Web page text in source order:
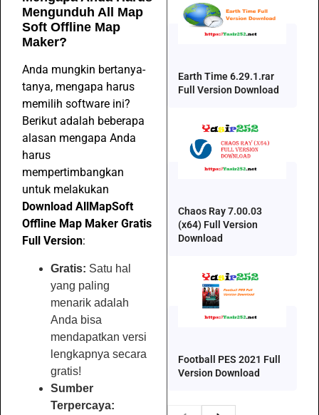
Mengunduh All Map
Soft Offline Map
Maker?
Anda mungkin bertanya-
tanya, mengapa harus
memilih software ini?
Berikut adalah beberapa
alasan mengapa Anda
harus
mempertimbangkan
untuk melakukan
Download AllMapSoft
Offline Map Maker Gratis
Full Version:
Gratis: Satu hal
yang paling
menarik adalah
Anda bisa
mendapatkan versi
lengkapnya secara
gratis!
Sumber
Terpercaya:
Earth Time 6.29.1.rar
Full Version Download
Chaos Ray 7.00.03
(x64) Full Version
Download
Football PES 2021 Full
Version Download